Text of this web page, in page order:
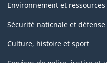
Environnement et
Sécurité nationale et défense
Culture, histoire et sport